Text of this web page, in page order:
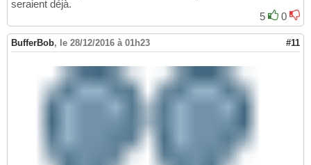
seraient déjà.
5
0
BufferBob, le 28/12/2016 à 01h23 #11